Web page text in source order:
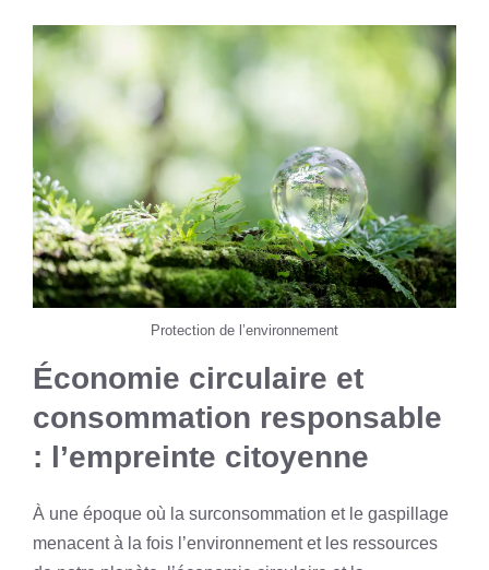
Protection de l’environnement
Économie circulaire et
consommation responsable
: l’empreinte citoyenne
À une époque où la surconsommation et le gaspillage
menacent à la fois l’environnement et les ressources